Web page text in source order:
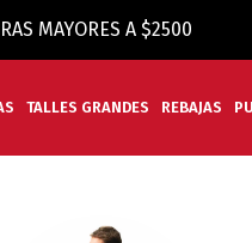
MAYORES A $2500
TALLES GRANDES REBAJAS